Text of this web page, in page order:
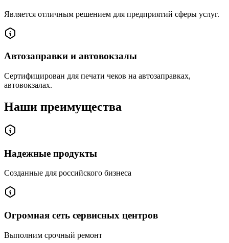
Является отличным решением для предприятий сферы услуг.
Автозаправки и автовокзалы
Сертифицирован для печати чеков на автозаправках,
автовокзалах.
Наши преимущества
Надежные продукты
Созданные для российского бизнеса
Огромная сеть сервисных центров
Выполним срочный ремонт